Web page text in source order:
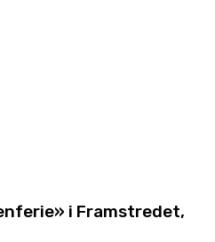
i Framstredet,